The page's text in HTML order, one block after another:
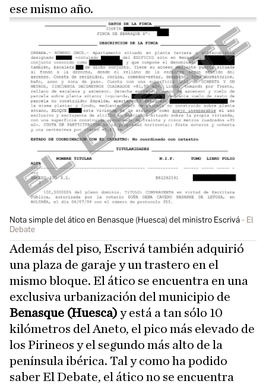
ese mismo año.
Nota simple del ático en Benasque (Huesca) del ministro Escrivá
El
Debate
Además del piso, Escrivá también adquirió
una plaza de garaje y un trastero en el
mismo bloque. El ático se encuentra en una
exclusiva urbanización del municipio de
Benasque (Huesca) y está a tan sólo 10
kilómetros del Aneto, el pico más elevado de
los Pirineos y el segundo más alto de la
península ibérica. Tal y como ha podido
saber El Debate, el ático no se encuentra